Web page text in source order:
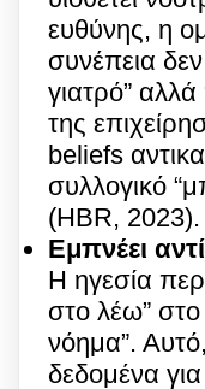
ευθύνης, η
συνέπεια δεν
γιατρό”
της
beliefs
συλλογικό
(HBR, 2023).
Εμπνέει
Η ηγεσία
στο λέω” στο
νόημα”.
δεδομένα για